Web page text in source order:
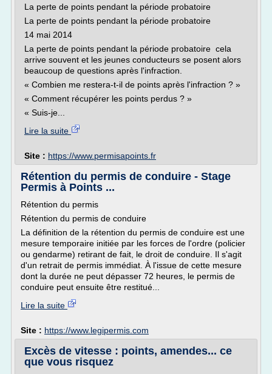
La perte de points pendant la période probatoire
La perte de points pendant la période probatoire
14 mai 2014
La perte de points pendant la période probatoire cela
arrive souvent et les jeunes conducteurs se posent alors
beaucoup de questions après l'infraction.
« Combien me restera-t-il de points après l'infraction ? »
« Comment récupérer les points perdus ? »
« Suis-je...
Lire la suite
Site : https://www.permisapoints.fr
Rétention du permis de conduire - Stage
Permis à Points ...
Rétention du permis
Rétention du permis de conduire
La définition de la rétention du permis de conduire est une
mesure temporaire initiée par les forces de l'ordre (policier
ou gendarme) retirant de fait, le droit de conduire. Il s'agit
d'un retrait de permis immédiat. À l'issue de cette mesure
dont la durée ne peut dépasser 72 heures, le permis de
conduire peut ensuite être restitué...
Lire la suite
Site : https://www.legipermis.com
Excès de vitesse : points, amendes... ce
que vous risquez